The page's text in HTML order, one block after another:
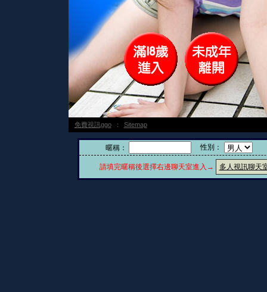
免費視訊ggo ： Sitemap
暱稱： 性別：
請填完暱稱後選擇右邊聊天室進入→ 多人視訊聊天